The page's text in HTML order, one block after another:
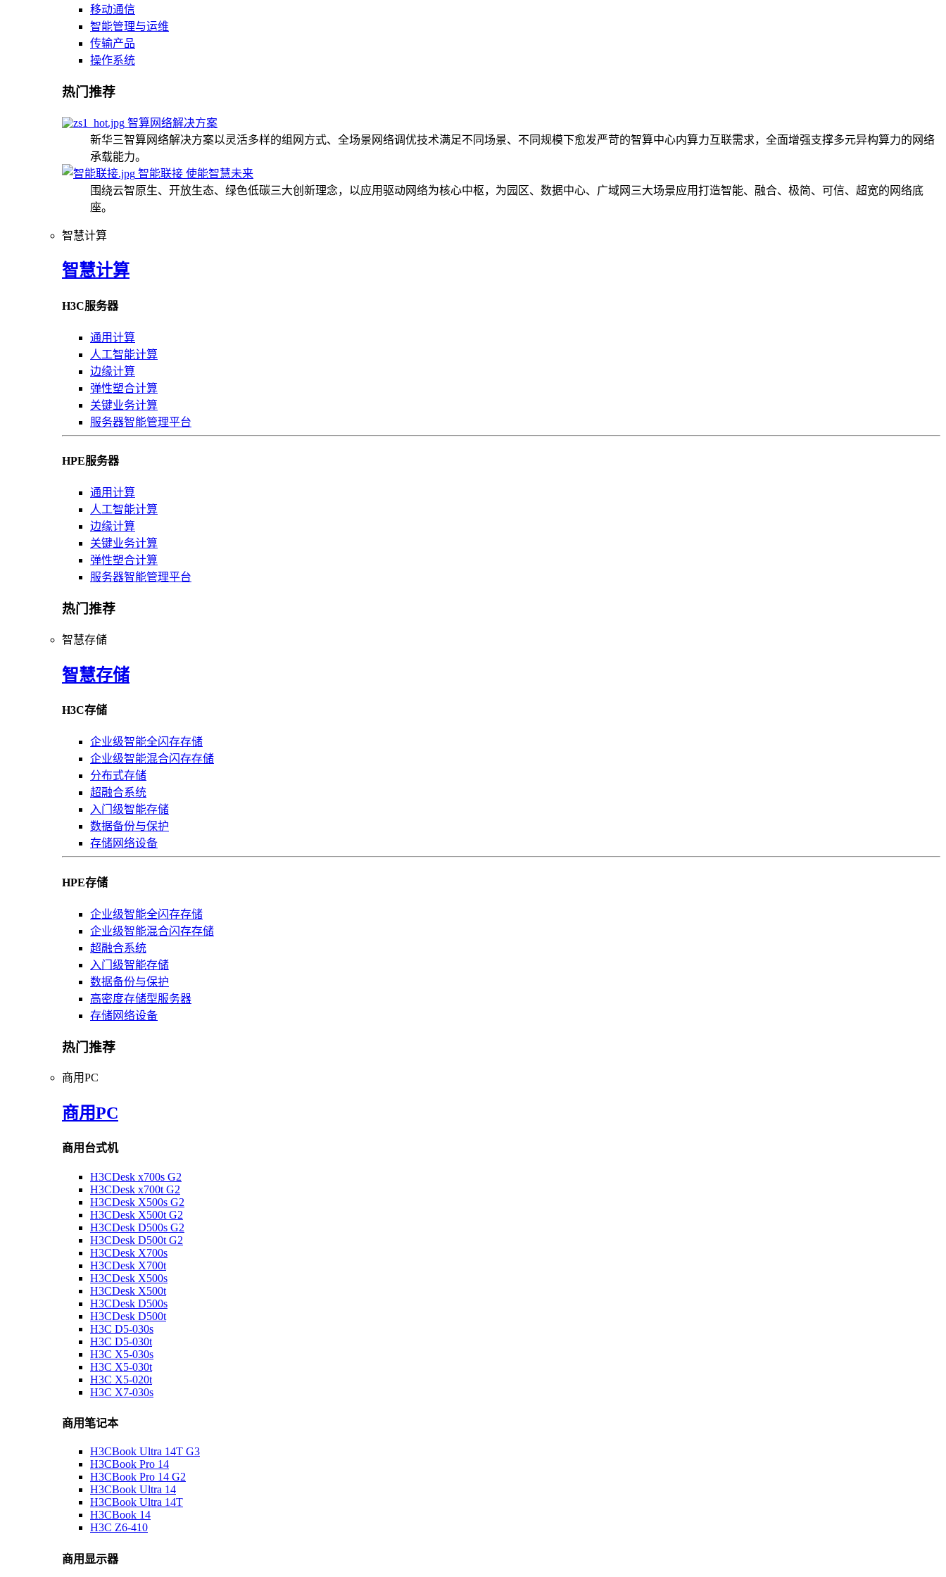
移动通信
智能管理与运维
传输产品
操作系统
热门推荐
智算网络解决方案
新华三智算网络解决方案以灵活多样的组网方式、全场景网络调优技术满足不同场景、不同规模下愈发严苛的智算中心内算力互联需求，全面增强支撑多元异构算力的网络
承载能力。
智能联接 使能智慧未来
围绕云智原生、开放生态、绿色低碳三大创新理念，以应用驱动网络为核心中枢，为园区、数据中心、广域网三大场景应用打造智能、融合、极简、可信、超宽的网络底
座。
智慧计算
智慧计算
H3C服务器
通用计算
人工智能计算
边缘计算
弹性塑合计算
关键业务计算
服务器智能管理平台
HPE服务器
通用计算
人工智能计算
边缘计算
关键业务计算
弹性塑合计算
服务器智能管理平台
热门推荐
智慧存储
智慧存储
H3C存储
企业级智能全闪存存储
企业级智能混合闪存存储
分布式存储
超融合系统
入门级智能存储
数据备份与保护
存储网络设备
HPE存储
企业级智能全闪存存储
企业级智能混合闪存存储
超融合系统
入门级智能存储
数据备份与保护
高密度存储型服务器
存储网络设备
热门推荐
商用PC
商用PC
商用台式机
H3CDesk x700s G2
H3CDesk x700t G2
H3CDesk X500s G2
H3CDesk X500t G2
H3CDesk D500s G2
H3CDesk D500t G2
H3CDesk X700s
H3CDesk X700t
H3CDesk X500s
H3CDesk X500t
H3CDesk D500s
H3CDesk D500t
H3C D5-030s
H3C D5-030t
H3C X5-030s
H3C X5-030t
H3C X5-020t
H3C X7-030s
商用笔记本
H3CBook Ultra 14T G3
H3CBook Pro 14
H3CBook Pro 14 G2
H3CBook Ultra 14
H3CBook Ultra 14T
H3CBook 14
H3C Z6-410
商用显示器